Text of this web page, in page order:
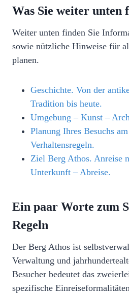
Was Sie weiter unten
Weiter unten finden Sie
sowie nützliche Hinweise für
planen.
Geschichte. Von der
Tradition bis heute.
Umgebung – Kunst –
Planung Ihres Besuchs
Verhaltensregeln.
Ziel Berg Athos. Anreise
Unterkunft – Abreise.
Ein paar Worte zum
Regeln
Der Berg Athos ist
Verwaltung und
Besucher bedeutet das
spezifische